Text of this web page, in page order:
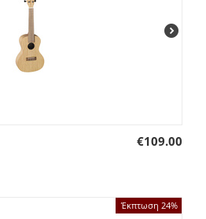
€109.00
Έκπτωση 24%